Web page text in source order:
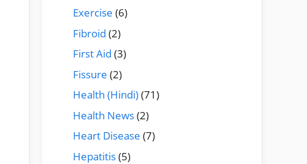
Exercise (6)
Fibroid (2)
First Aid (3)
Fissure (2)
Health (Hindi)(71)
Health News(2)
Heart Disease (7)
Hepatitis(5)